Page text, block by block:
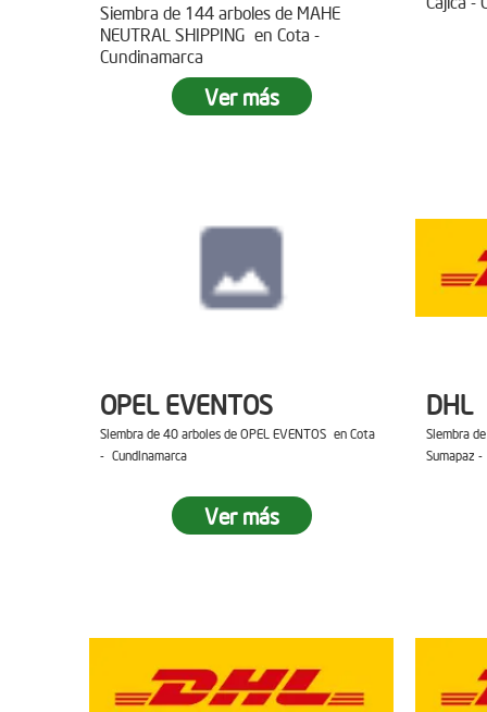
Siembra de 144 arboles de MAHE
NEUTRAL SHIPPING en Cota -
Cundinamarca
Ver más
OPEL EVENTOS
Siembra de 40 arboles de OPEL EVENTOS en Cota
- Cundinamarca
Ver más
DHL
Siembra
Sumapaz